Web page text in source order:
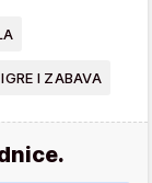
IGRE I ZABAVA